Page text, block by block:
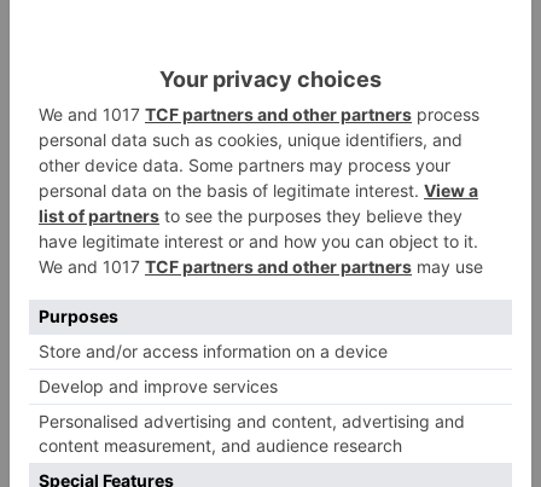
Burgos Desarrollo levi moreno
asugura
promueve
elaborando plan concreto ciudad
LO + VISTO
Matthew Brennan conquista el
estreno de la Vuelta a Burgos
2
Un incendio intencionado
calcina el tobogán del parque